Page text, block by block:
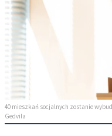
40 mieszkań socjalnych zostanie
Gedvila